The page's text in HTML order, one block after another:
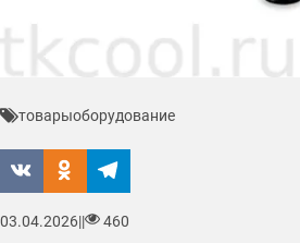
товарыоборудование
03.04.2026|| 460